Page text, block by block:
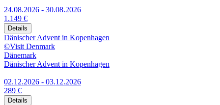
24.08.2026 - 30.08.2026
1.149 €
Details
Dänischer Advent in Kopenhagen
©Visit Denmark
Dänemark
Dänischer Advent in Kopenhagen
02.12.2026 - 03.12.2026
289 €
Details